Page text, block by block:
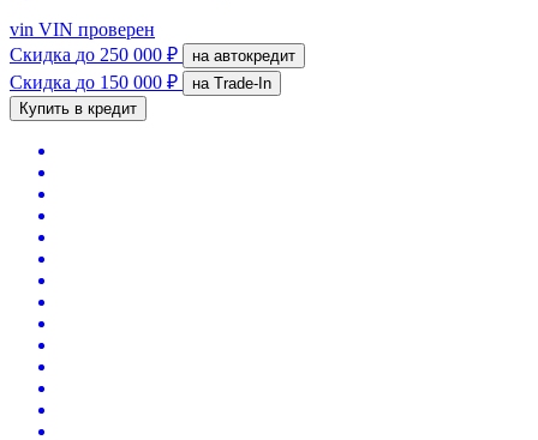
vin VIN проверен
Скидка до 250 000 ₽ на автокредит
Скидка до 150 000 ₽
на Trade-In
Купить в кредит